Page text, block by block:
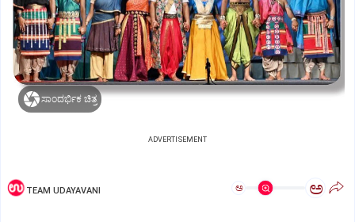
ಸಾಂದರ್ಭಿಕ ಚಿತ್ರ
ADVERTISEMENT
TEAM UDAYAVANI ಅ ಅ